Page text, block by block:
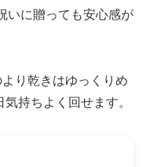
いに贈っても安心感が
り乾きはゆっくりめ
持ちよく回せます。